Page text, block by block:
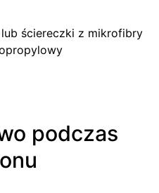
ściereczki z mikrofibry
podczas